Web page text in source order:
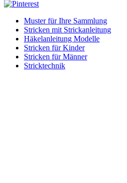
Muster für Ihre Sammlung
Stricken mit Strickanleitung
Häkelanleitung Modelle
Stricken für Kinder
Stricken für Männer
Stricktechnik